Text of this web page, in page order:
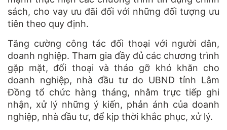
sách, cho vay ưu đãi đối với những đối tượng ưu
tiên theo quy định.
Tăng cường công tác đối thoại với người dân,
doanh nghiệp. Tham gia đầy đủ các chương trình
gặp mặt, đối thoại và tháo gỡ khó khăn cho
doanh nghiệp, nhà đầu tư do UBND tỉnh Lâm
Đồng tổ chức hàng tháng, nhằm trực tiếp ghi
nhận, xử lý những ý kiến, phản ánh của doanh
nghiệp, nhà đầu tư, để kịp thời khắc phục, xử lý.